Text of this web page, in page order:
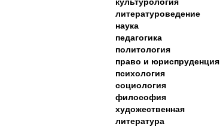
литературоведение
наука
педагогика
политология
право и юриспруденция
психология
социология
философия
художественная
литература